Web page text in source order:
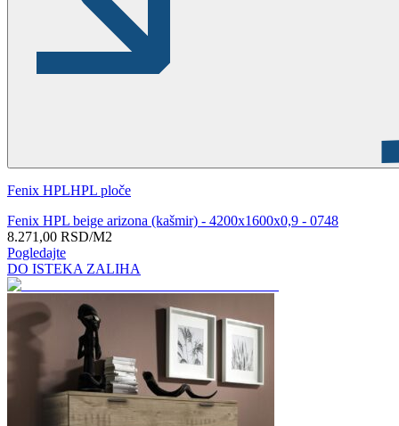
Fenix HPLHPL ploče
Fenix HPL beige arizona (kašmir) - 4200x1600x0,9 - 0748
8.271,00 RSD/M2
Pogledajte
DO ISTEKA ZALIHA